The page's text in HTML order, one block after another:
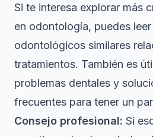
Si te interesa explorar más
en odontología, puedes
odontológicos similares
tratamientos. También es
problemas dentales y
frecuentes para tener un
Consejo profesional: Si